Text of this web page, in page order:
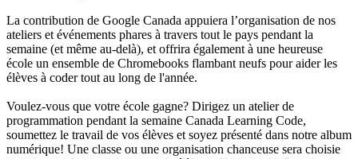
La contribution de Google Canada appuiera l’organisation de nos
ateliers et événements phares à travers tout le pays pendant la
semaine (et même au-delà), et offrira également à une heureuse
école un ensemble de Chromebooks flambant neufs pour aider les
élèves à coder tout au long de l'année.
Voulez-vous que votre école gagne? Dirigez un atelier de
programmation pendant la semaine Canada Learning Code,
soumettez le travail de vos élèves et soyez présenté dans notre album
numérique! Une classe ou une organisation chanceuse sera choisie